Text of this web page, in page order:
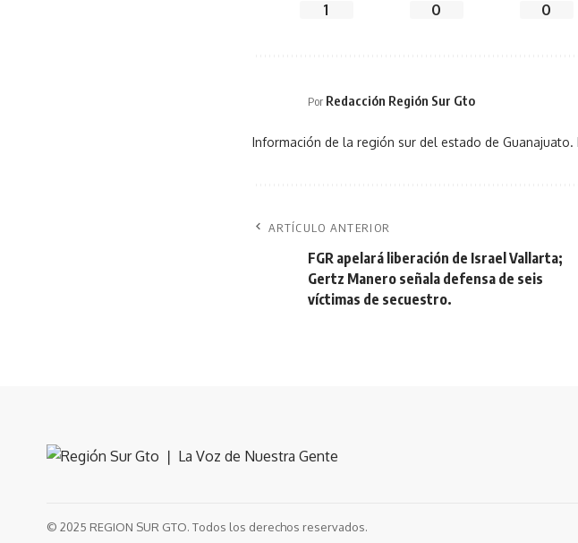
1 0 0
Por Redacción Región Sur Gto
Información de la región sur del estado de
ARTÍCULO ANTERIOR
FGR apelará liberación de Israel Vallarta;
Gertz Manero señala defensa de seis
víctimas de secuestro.
© 2025 REGION SUR GTO. Todos los derechos reservados.